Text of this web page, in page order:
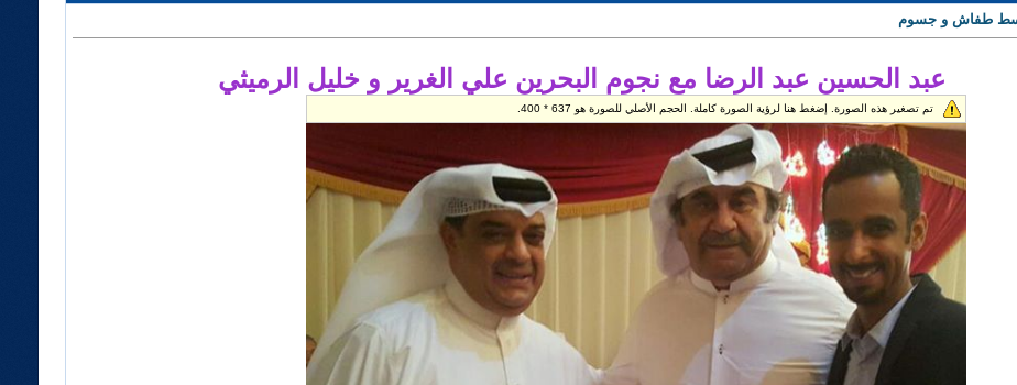
طفاش و جسوم
عبد الحسين عبد الرضا مع نجوم البحرين علي الغرير و خليل الرميثي
تم تصغير هذه الصورة. إضغط هنا لرؤية الصورة كاملة. الحجم الأصلي للصورة هو 637 * 400.